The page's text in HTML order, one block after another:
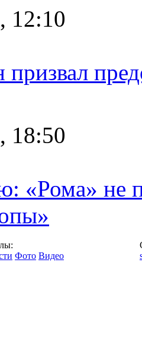
12:10
18:50
«Рома» не
Фото Видео